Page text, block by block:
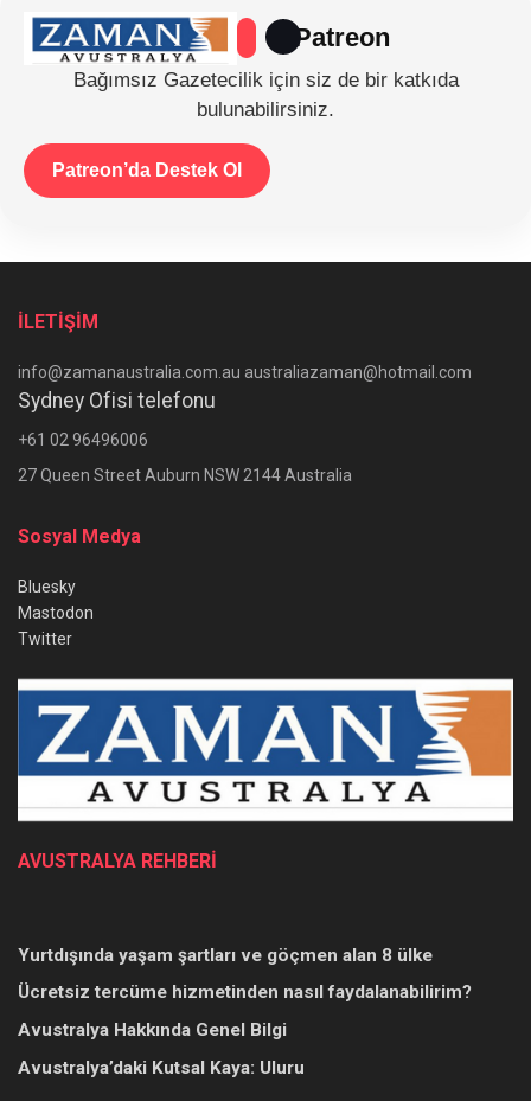
Patreon
Bağımsız Gazetecilik için siz de bir katkıda
bulunabilirsiniz.
Patreon’da Destek Ol
İLETİŞİM
info@zamanaustralia.com.au australiazaman@hotmail.com
Sydney Ofisi telefonu
+61 02 96496006
27 Queen Street Auburn NSW 2144 Australia
Sosyal Medya
Bluesky
Mastodon
Twitter
AVUSTRALYA REHBERİ
Yurtdışında yaşam şartları ve göçmen alan 8 ülke
Ücretsiz tercüme hizmetinden nasıl faydalanabilirim?
Avustralya Hakkında Genel Bilgi
Avustralya’daki Kutsal Kaya: Uluru